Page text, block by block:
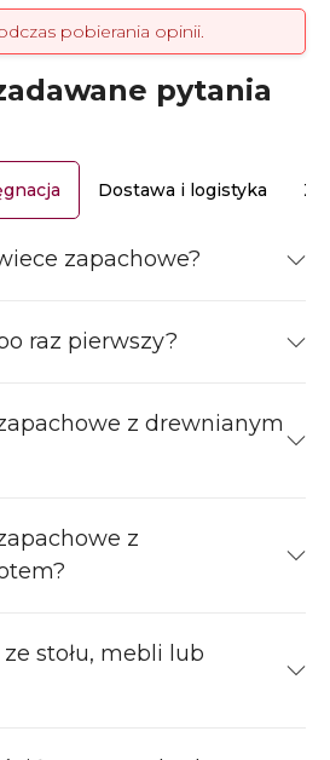
pobierania opinii.
pytania
Dostawa i logistyka
zapachowe?
raz pierwszy?
z drewnianym
z
stołu, mebli lub